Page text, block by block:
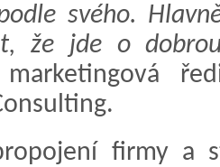
svého.
že jde o
marketingová
firmy a